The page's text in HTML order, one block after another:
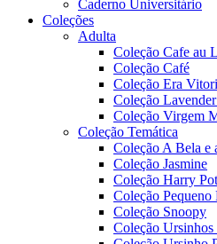
Caderno Universitário
Coleções
Adulta
Coleção Cafe au
Coleção Café
Coleção Era
Coleção
Coleção Virgem
Coleção Temática
Coleção A Bela e
Coleção Jasmine
Coleção Harry
Coleção Pequeno
Coleção Snoopy
Coleção Ursinhos